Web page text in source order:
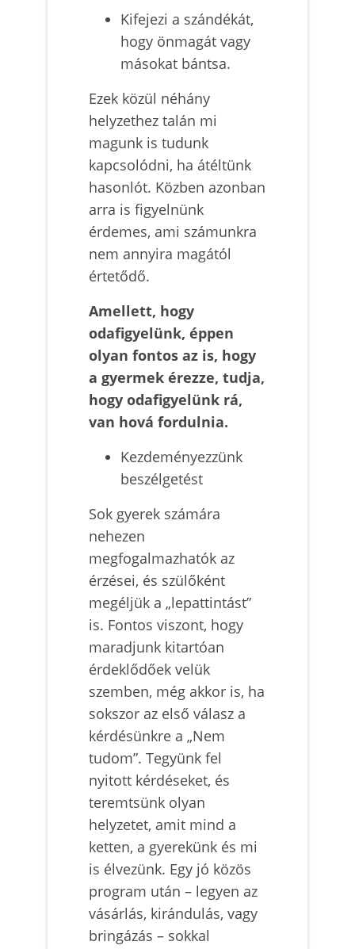
Kifejezi a szándékát,
hogy önmagát vagy
másokat bántsa.
Ezek közül néhány
helyzethez talán mi
magunk is tudunk
kapcsolódni, ha átéltünk
hasonlót. Közben azonban
arra is figyelnünk
érdemes, ami számunkra
nem annyira magától
értetődő.
Amellett, hogy
odafigyelünk, éppen
olyan fontos az is, hogy
a gyermek érezze, tudja,
hogy odafigyelünk rá,
van hová fordulnia.
Kezdeményezzünk
beszélgetést
Sok gyerek számára
nehezen
megfogalmazhatók az
érzései, és szülőként
megéljük a „lepattintást”
is. Fontos viszont, hogy
maradjunk kitartóan
érdeklődőek velük
szemben, még akkor is, ha
sokszor az első válasz a
kérdésünkre a „Nem
tudom”. Tegyünk fel
nyitott kérdéseket, és
teremtsünk olyan
helyzetet, amit mind a
ketten, a gyerekünk és mi
is élvezünk. Egy jó közös
program után – legyen az
vásárlás, kirándulás, vagy
bringázás – sokkal